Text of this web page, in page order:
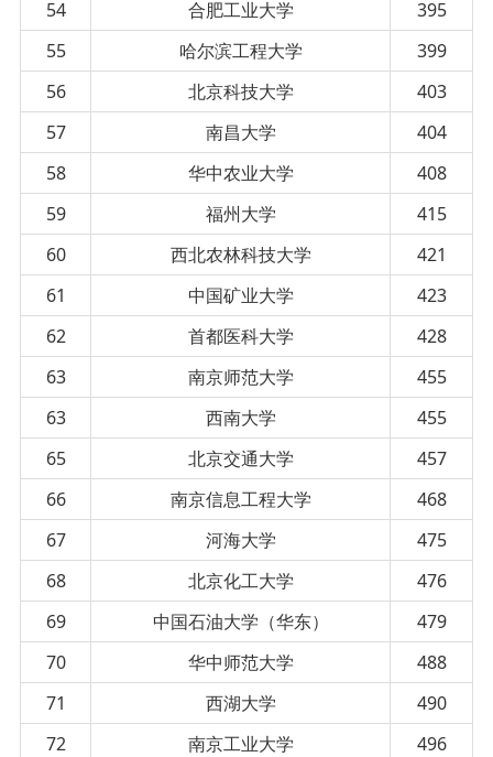
54 合肥工业大学
395
55
哈尔滨工程大学
399
56
北京科技大学
403
57
南昌大学
404
58
华中农业大学
408
59
福州大学
415
60
西北农林科技大学
421
61
中国矿业大学
423
62
首都医科大学
428
63
南京师范大学
455
63
西南大学
455
65
北京交通大学
457
66
南京信息工程大学
468
67
河海大学
475
68
北京化工大学
476
69
中国石油大学（华东）
479
70
华中师范大学
488
71
西湖大学
490
72
南京工业大学
496